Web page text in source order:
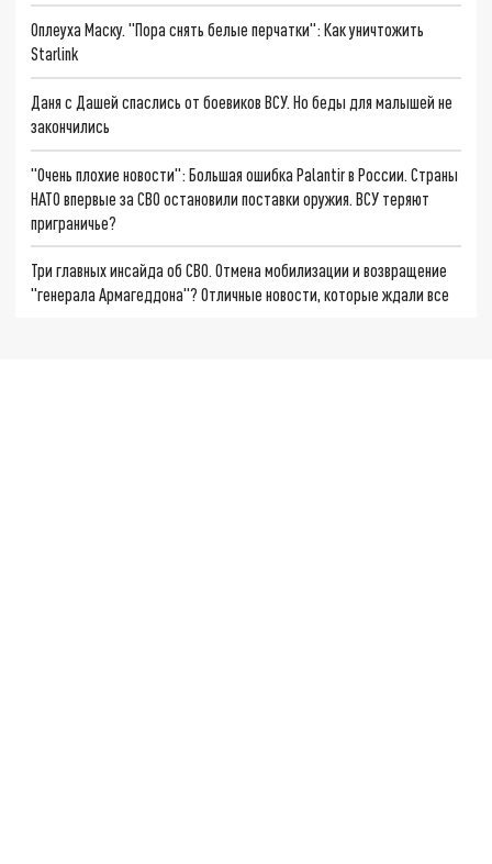
Оплеуха Маску. "Пора снять белые перчатки": Как уничтожить
Starlink
Даня с Дашей спаслись от боевиков ВСУ. Но беды для малышей не
закончились
"Очень плохие новости": Большая ошибка Palantir в России. Страны
НАТО впервые за СВО остановили поставки оружия. ВСУ теряют
приграничье?
Три главных инсайда об СВО. Отмена мобилизации и возвращение
"генерала Армагеддона"? Отличные новости, которые ждали все